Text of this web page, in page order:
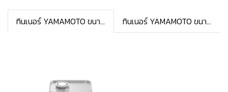
ทินเนอร์ YAMAMOTO ขนาด 3 ลิตร ทินเนอร์ YAMAMOTO ขนาด 1 ลิตร